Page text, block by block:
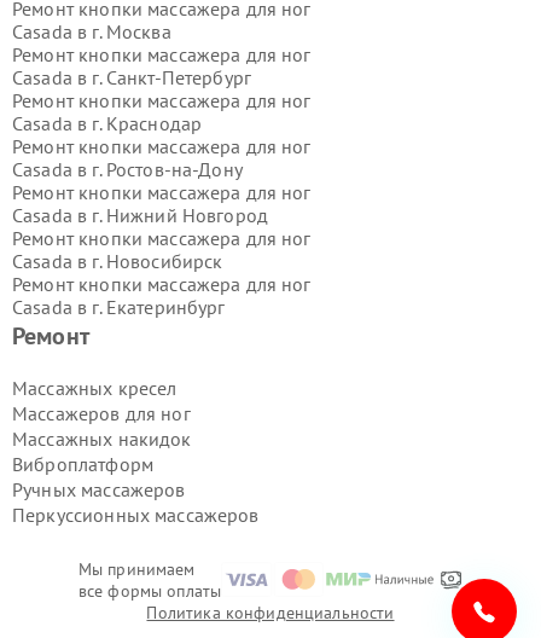
Мы принимаем
все формы оплаты
Ремонт
Массажных кресел
Массажеров для ног
Массажных накидок
Виброплатформ
Ручных массажеров
Перкуссионных массажеров
Ремонт кнопки массажера для ног
Casada в г. Москва
Ремонт кнопки массажера для ног
Casada в г. Санкт-Петербург
Ремонт кнопки массажера для ног
Casada в г. Краснодар
Ремонт кнопки массажера для ног
Casada в г. Ростов-на-Дону
Ремонт кнопки массажера для ног
Casada в г. Нижний Новгород
Ремонт кнопки массажера для ног
Casada в г. Новосибирск
Ремонт кнопки массажера для ног
Casada в г. Екатеринбург
Ремонт кнопки массажера для ног
Ремонт кнопки массажера для ног
Casada в г.Воронеж
Ремонт кнопки массажера для ног
Casada в г.Волгоград
Ремонт кнопки массажера для ног
Casada в г.Самара
Ремонт кнопки массажера для ног
Ремонт кнопки массажера для ног
Casada в г. Красноярск
Ремонт кнопки массажера для ног
Ижевск
Политика конфиденциальности